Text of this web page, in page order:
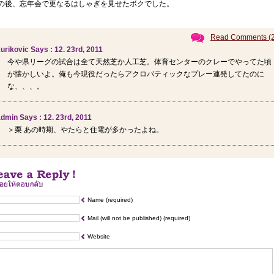
後、忘年会で更なるはしゃぎを見せたボクでした。
Read Comments
Says : 12. 23rd, 2011
今や県リーグの試合は全て天然芝か人工芝。体育センターのクレーでやってた頃
が懐かしいよ。俺も今現役だったらアクロバティックなプレー連発してたのに
な、、、。
Says : 12. 23rd, 2011
＞栗 あの時期、やたらと住電が多かったよね。
Name (required)
Mail (will not be published) (required)
Website